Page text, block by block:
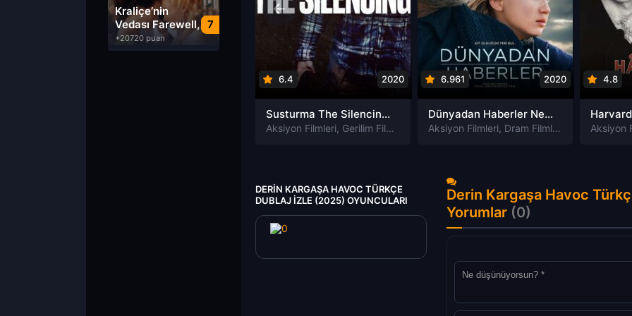
Dublaj izle
7
Kraliçe’nin
Vedası Farewell,
My Queen izle
+20720 puan
6.4 2020
Susturma The Silencing izle
Aksiyon Filmleri, Gerilim Filmleri Gizem Filmleri,Suç Filmleri
6.961 2020
Dünyadan Haberler News of the World izle
Aksiyon Filmleri, Dram Filmleri Macera
4.8
Aksiyon
DERIN KARGAŞA HAVOC TÜRKÇE
DUBLAJ IZLE (2025) OYUNCULARI
Derin Kargaşa Havoc
Yorumlar (0)